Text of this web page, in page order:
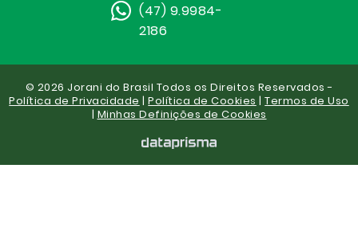
(47) 9.9984-
2186
© 2026 Jorani do Brasil Todos os Direitos Reservados -
Política de Privacidade |Política de Cookies |Termos de Uso
| Minhas Definições de Cookies